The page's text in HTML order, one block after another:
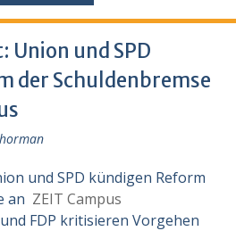
Union und SPD
der Schuldenbremse
und SPD kündigen Reform
an ZEIT Campus
FDP kritisieren Vorgehen